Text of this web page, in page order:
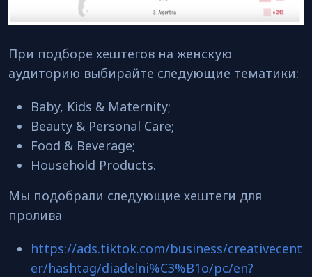
При подборе хештегов на женскую
аудиторию выбирайте следующие тематики:
Baby, Kids & Maternity;
Beauty & Personal Care;
Food & Beverage;
Household Products.
Мы подобрали следующие хештеги для
пролива
https://ads.tiktok.com/business/creativecent
er/hashtag/diadelni%C3%B1o/pc/en?